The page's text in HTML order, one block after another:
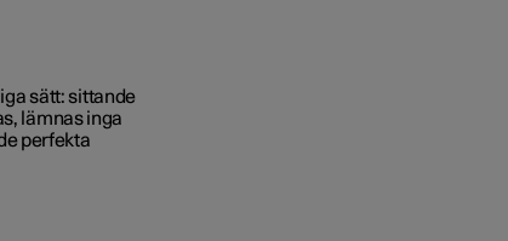
sätt: sittande
lämnas inga
perfekta